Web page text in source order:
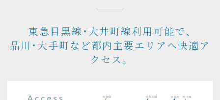
東急目黒線・大井町線利用可能で、
品川・大手町など都内主要エリアへ快適ア
クセス。